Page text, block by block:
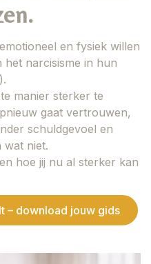
en fysiek willen
het narcisisme in hun
manier sterker te
gaat vertrouwen,
schuldgevoel en
wat niet.
hoe jij nu al sterker kan
– download jouw gids